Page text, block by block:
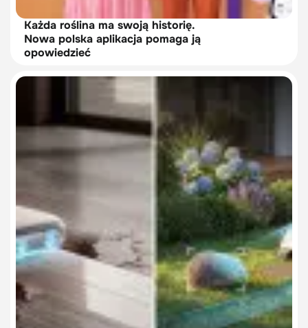
Każda roślina ma swoją historię.
Nowa polska aplikacja pomaga ją
opowiedzieć